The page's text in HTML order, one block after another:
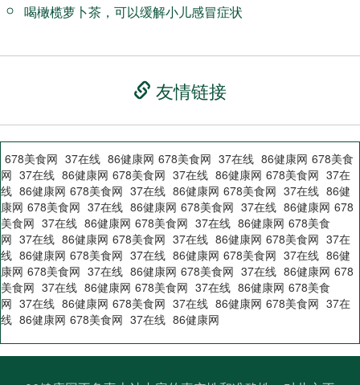
喝橄榄萝卜茶，可以缓解小儿感冒症状
友情链接
678美食网 37在线 86健康网 678美食网 37在线 86健康网 678美食
网 37在线 86健康网 678美食网 37在线 86健康网 678美食网 37在
线 86健康网 678美食网 37在线 86健康网 678美食网 37在线 86健
康网 678美食网 37在线 86健康网 678美食网 37在线 86健康网 678
美食网 37在线 86健康网 678美食网 37在线 86健康网 678美食
网 37在线 86健康网 678美食网 37在线 86健康网 678美食网 37在
线 86健康网 678美食网 37在线 86健康网 678美食网 37在线 86健
康网 678美食网 37在线 86健康网 678美食网 37在线 86健康网 678
美食网 37在线 86健康网 678美食网 37在线 86健康网 678美食
网 37在线 86健康网 678美食网 37在线 86健康网 678美食网 37在
线 86健康网 678美食网 37在线 86健康网